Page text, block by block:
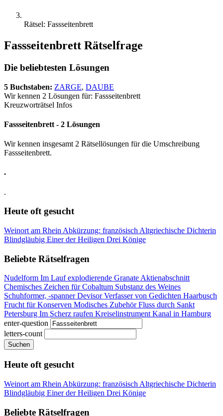
Rätsel: Fassseitenbrett
Fassseitenbrett Rätselfrage
Die beliebtesten Lösungen
5 Buchstaben: ZARGE, DAUBE
Wir kennen 2 Lösungen für: Fassseitenbrett
Kreuzworträtsel Infos
Fassseitenbrett - 2 Lösungen
Wir kennen insgesamt 2 Rätsellösungen für die Umschreibung
Fassseitenbrett.
.
.
Heute oft gesucht
Weinort am Rhein Abkürzung: französisch Altgriechische Dichterin
Blindgläubig Einer der Heiligen Drei Könige
Beliebte Rätselfragen
Nudelform Im Lauf explodierende GranateAktienabschnitt
Chemisches Zeichen für Cobaltum Substanz des Weines
Schuhformer, -spannerDevisorVerfasser von Gedichten Haarbusch
Frucht für Konserven Modisches ZubehörFluss durch Sankt
Petersburg Im Scherz raufen KreiselinstrumentKanal in Hamburg
enter-question
letters-count
Suchen
Heute oft gesucht
Weinort am Rhein Abkürzung: französisch Altgriechische Dichterin
Blindgläubig Einer der Heiligen Drei Könige
Beliebte Rätselfragen